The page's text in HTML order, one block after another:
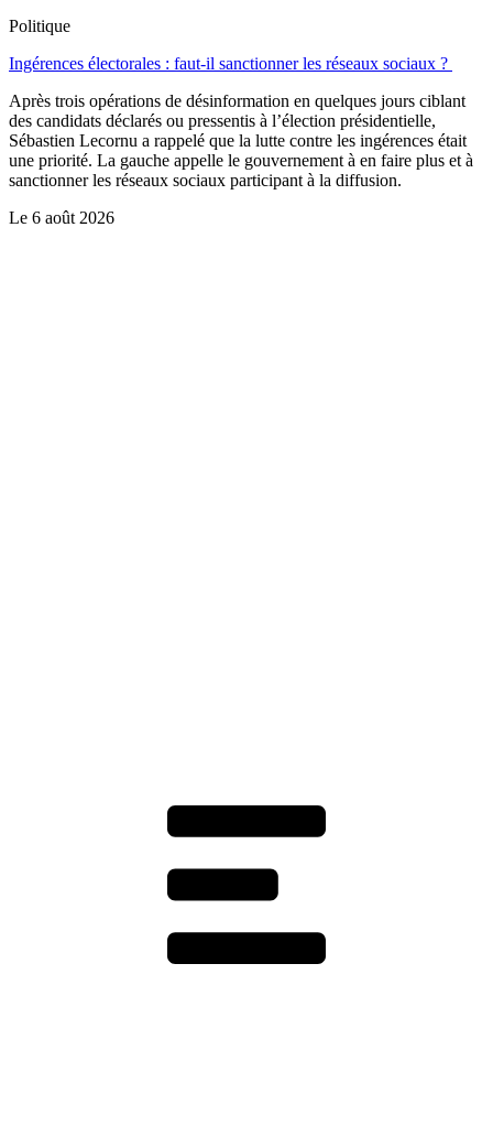
Politique
Ingérences électorales : faut-il sanctionner les réseaux sociaux ?
Après trois opérations de désinformation en quelques jours ciblant
des candidats déclarés ou pressentis à l’élection présidentielle,
Sébastien Lecornu a rappelé que la lutte contre les ingérences était
une priorité. La gauche appelle le gouvernement à en faire plus et à
sanctionner les réseaux sociaux participant à la diffusion.
Le 6 août 2026